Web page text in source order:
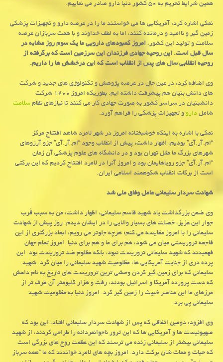
همین شرایط تحریم به ۵۰ كشور دنیا دارو صادر می نماییم.
نمكی اشاره كرد: آمریكایی ها می خواستند ما را در عرصه دارو و تجهیزات پزشكی
زمین گیر و ناامید و درمانده كنند، اما به لطف خداوند و با همت سربازان عرصه
سلامت و تولید این كشور،امروز كمبودهای دارویی ما یك سوم روز مشابه در
سال قبل است. این روحیه جهادی فرزندان این سرزمین است كه برگرفته از
روحیه انقلابی سال های پس از انقلاب است كه این درخشش ها را داریم.
وی اضافه كرد: در عین حال در عرصه پژوهش و تكنولوژی های جدید و شركت
های دانش بنیان هم پیشرفت داشته ایم. بطوریكه امروز ۱۲۰۰ شركت
دانشبنیان در سراسر كشور به صورت جهادی كار می كنند تا نیازهای نظامسلامت
شاملداروو تجهیزات پزشكی را فراهم آورد.
نمكی با اشاره به اینكه خوشبختانه امروز در شهر لامرد شاهد افتتاح مركز
“ام.آر.آی” بودیم، اظهار داشت: پیش از انقلاب وجود “ام.آر.آی” جزو آرزوهای
شهرهای بزرگ ما مثل تهران بود و در دانشگاه های علوم پزشكی آن زمان
“ام.آر.آی” جزو رویاهایمان بود و امروز آنرا در لامرد افتتاح كردیم كه این بركتی
است از بركات انقلاب شكوهمند اسلامی ایران.
شهادت سردار سلیمانی عامل وفاق ملی شد
وی ضمن بزرگداشت یاد شهید قاسم سلیمانی، اظهار داشت: من به سبب قُرب
جوار این عزیز، خصلت های بسیار والایی را در ایشان دیدم. روز پیش از شهادت
سلیمانی را با امروز مقایسه می كنم؛ هرچه جلوتر می رویم، ابعاد بزرگتری از این
فاجعه تروریستی عیان می شود، هم برای ما و هم برای دنیا. امروز تمام جهان
فهمیدند كه شهید سلیمانی تروریست نبود، بلكه مظلوم ضد تروریست بود. این
پرده دری از جنایت آمریكایی ها، مظلومیت شهید سلیمانی را عیان كرد. شهید
سلیمانی كه برای زمین گیر كردن وحشی ترین تروریست های تاریخ به نام داعش
كه دست پرورده آمریكا و اسرائیل بودند، رفت و هزار كلیومتر آن طرف تر از
مرزهای ما این عناصر خبیث را زمین گیر كرد. امروز دنیا به مظلومیت شهید
سلیمانی پی برد.
وی افزود: دومین اتفاقی كه پس از شهادت سردار سلیمانی افتاد، این بود كه
صهیونیست ها و آمریكایی ها كه این ترور ناجوانمردانه را طراحی كردند، از شهید
سلیمانی بیشتر از سلیمانی زنده می ترسند كه این عظمت روح های بزرگی است
كه حیات و ممات شان بركت دارد. امروز بچه های لامرد خواندند كه ما “همه سرباز